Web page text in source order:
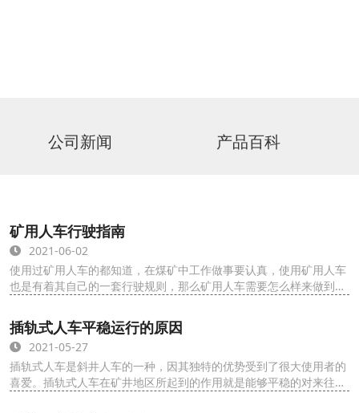
公司新闻 产品百科
矿用人车行驶指南
2021-06-02
使用过矿用人车的都知道，在煤矿中工作做事要认真，使用矿用人车
也是有着其自己的一套行驶规则，那么矿用人车需要怎么样来做到正
插轨式人车平稳运行的原因
2021-05-27
插轨式人车是斜井人车的一种，因其独特的优势受到了很大使用者的
喜爱。插轨式人车在矿井地区所起到的作用就是能够平稳的对来往人